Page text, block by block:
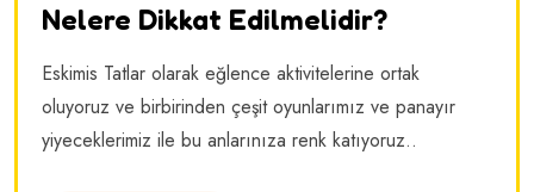
Nelere Dikkat Edilmelidir?
Eskimis Tatlar olarak eğlence aktivitelerine ortak
oluyoruz ve birbirinden çeşit oyunlarımız ve panayır
yiyeceklerimiz ile bu anlarınıza renk katıyoruz..